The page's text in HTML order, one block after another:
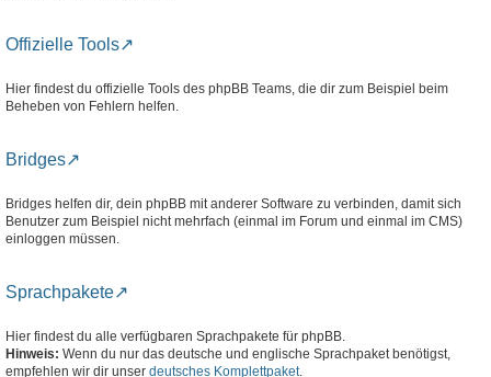
Offizielle Tools
Hier findest du offizielle Tools des phpBB Teams, die dir zum Beispiel beim
Beheben von Fehlern helfen.
Bridges
Bridges helfen dir, dein phpBB mit anderer Software zu verbinden, damit sich
Benutzer zum Beispiel nicht mehrfach (einmal im Forum und einmal im CMS)
einloggen müssen.
Sprachpakete
Hier findest du alle verfügbaren Sprachpakete für phpBB.
Hinweis: Wenn du nur das deutsche und englische Sprachpaket benötigst,
empfehlen wir dir unser deutsches Komplettpaket.